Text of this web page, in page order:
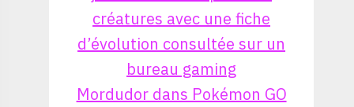
Mordudor dans Pokémon GO